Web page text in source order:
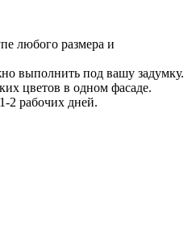
любого размера и
выполнить под вашу задумку.
цветов в одном фасаде.
2 рабочих дней.